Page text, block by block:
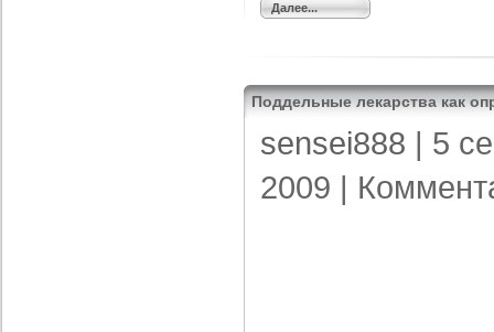
Далее...
Поддельные лекарства как
sensei888 | 5
2009 |